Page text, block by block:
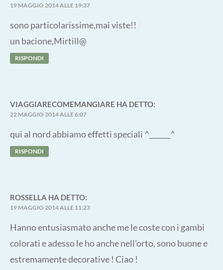
19 MAGGIO 2014 ALLE 19:37
sono particolarissime,mai viste!!
un bacione,Mirtill@
RISPONDI
VIAGGIARECOMEMANGIARE HA DETTO:
22 MAGGIO 2014 ALLE 6:07
qui al nord abbiamo effetti speciali ^______^
RISPONDI
ROSSELLA HA DETTO:
19 MAGGIO 2014 ALLE 11:23
Hanno entusiasmato anche me le coste con i gambi
colorati e adesso le ho anche nell'orto, sono buone e
estremamente decorative ! Ciao !